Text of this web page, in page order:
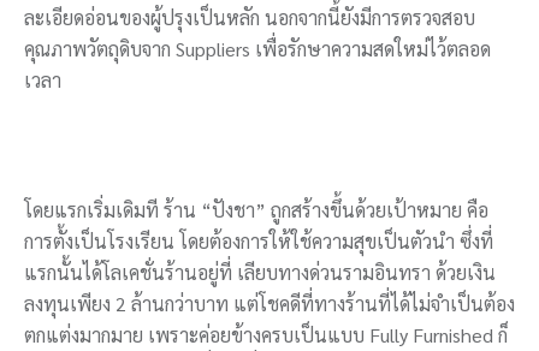
ละเอียดอ่อนของผู้ปรุงเป็นหลัก นอกจากนี้ยังมีการตรวจสอบ
คุณภาพวัตถุดิบจาก Suppliers เพื่อรักษาความสดใหม่ไว้ตลอด
เวลา
โดยแรกเริ่มเดิมที ร้าน “ปังชา” ถูกสร้างขึ้นด้วยเป้าหมาย คือ
การตั้งเป็นโรงเรียน โดยต้องการให้ใช้ความสุขเป็นตัวนำ ซึ่งที่
แรกนั้นได้โลเคชั่นร้านอยู่ที่ เลียบทางด่วนรามอินทรา ด้วยเงิน
ลงทุนเพียง 2 ล้านกว่าบาท แต่โชคดีที่ทางร้านที่ได้ไม่จำเป็นต้อง
ตกแต่งมากมาย เพราะค่อยข้างครบเป็นแบบ Fully Furnished ก็